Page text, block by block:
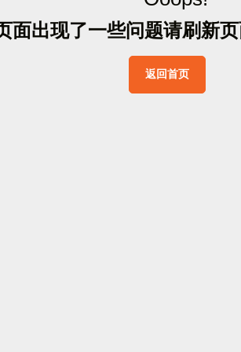
面出现了一些问题请刷新页
返回首页